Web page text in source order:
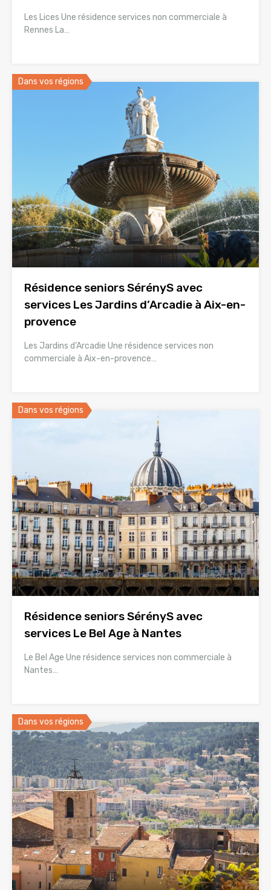
Les Lices Une résidence services non commerciale à
Rennes La…
Dans vos régions
Résidence seniors SérényS avec
services Les Jardins d’Arcadie à Aix-en-
provence
Les Jardins d’Arcadie Une résidence services non
commerciale à Aix-en-provence…
Dans vos régions
Résidence seniors SérényS avec
services Le Bel Age à Nantes
Le Bel Age Une résidence services non commerciale à
Nantes…
Dans vos régions